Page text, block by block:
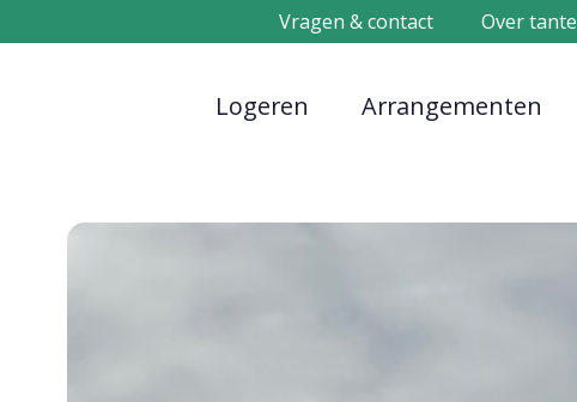
Vragen & contact Over tante
Logeren Arrangementen